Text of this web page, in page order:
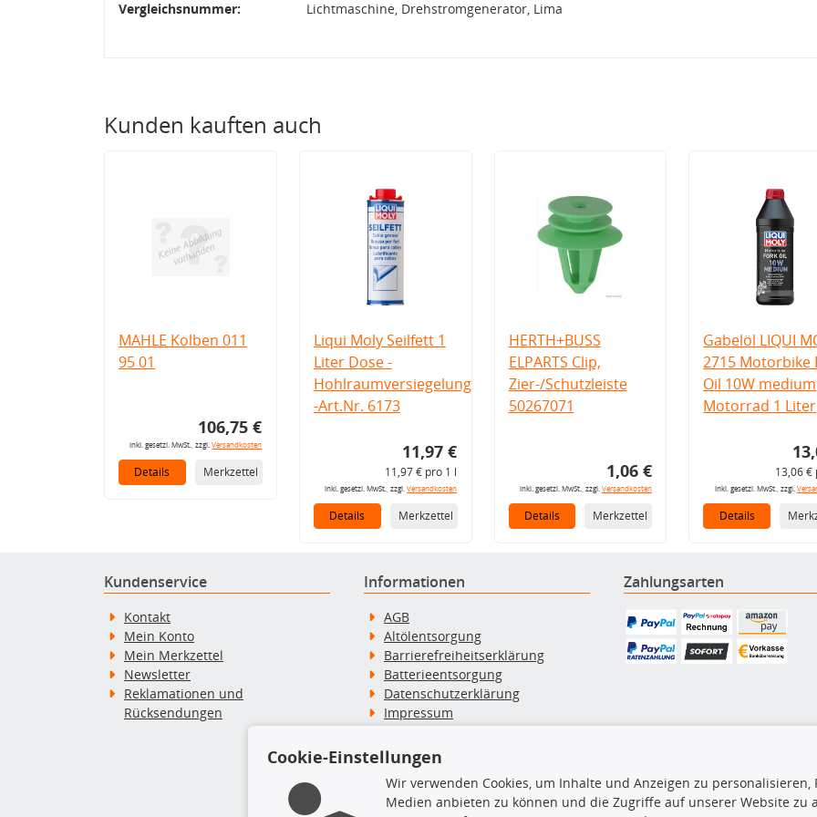
Vergleichsnummer:
Lichtmaschine, Drehstromgenerator, Lima
Kunden kauften auch
MAHLE Kolben 011
95 01
106,75 €
inkl. gesetzl. MwSt., zzgl.Versandkosten
Details Merkzettel
Liqui Moly Seilfett 1
Liter Dose -
Hohlraumversiegelung
-Art.Nr. 6173
11,97 €
11,97 € pro 1 l
inkl. gesetzl. MwSt., zzgl.Versandkosten
Details Merkzettel
HERTH+BUSS
ELPARTS Clip,
Zier-/Schutzleiste
50267071
1,06 €
inkl. gesetzl. MwSt., zzgl. Versandkosten
Details Merkzettel
Gabelöl LIQUI
2715 Motorbike
Oil 10W medium
Motorrad 1 Liter
13,06 €
inkl. gesetzl. MwSt., zzgl.
Details
Kundenservice
Kontakt
Mein Konto
Mein Merkzettel
Newsletter
Reklamationen und
Rücksendungen
Informationen
AGB
Altölentsorgung
Barrierefreiheitserklärung
Batterieentsorgung
Datenschutzerklärung
Impressum
Widerrufsbelehrung
Widerruf des Vertrags
Zahlung & Versand
Zahlungsarten
Cookie-Einstellungen
Wir verwenden Cookies, um Inhalte und Anzeigen zu
Medien anbieten zu können und die Zugriffe auf unserer Website zu